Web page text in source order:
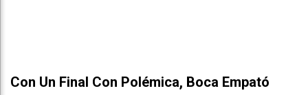
Con Un Final Con Polémica, Boca Empató